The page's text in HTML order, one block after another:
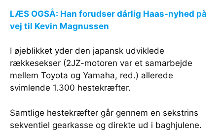
LÆS OGSÅ: Han forudser dårlig Haas-nyhed på
vej til Kevin Magnussen
I øjeblikket yder den japansk udviklede
rækkesekser (2JZ-motoren var et samarbejde
mellem Toyota og Yamaha, red.) allerede
svimlende 1.300 hestekræfter.
Samtlige hestekræfter går gennem en sekstrins
sekventiel gearkasse og direkte ud i baghjulene.